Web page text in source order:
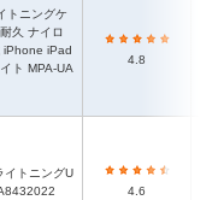
久 ナイロ
iPhone iPad
ト MPA-UA
4.8
4.6